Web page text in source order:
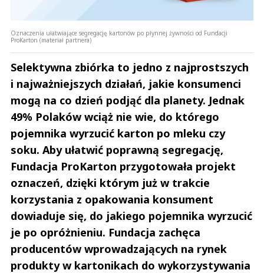
Oznaczenia ułatwiające segregację kartonów po płynnej żywności od Fundacji
ProKarton (materiał partnera)
Selektywna zbiórka to jedno z najprostszych
i najważniejszych działań, jakie konsumenci
mogą na co dzień podjąć dla planety. Jednak
49% Polaków wciąż nie wie, do którego
pojemnika wyrzucić karton po mleku czy
soku. Aby ułatwić poprawną segregację,
Fundacja ProKarton przygotowała projekt
oznaczeń, dzięki którym już w trakcie
korzystania z opakowania konsument
dowiaduje się, do jakiego pojemnika wyrzucić
je po opróżnieniu. Fundacja zachęca
producentów wprowadzających na rynek
produkty w kartonikach do wykorzystywania